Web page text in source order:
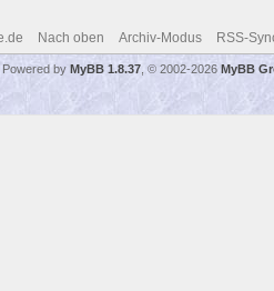
Nach oben Archiv-Modus RSS-
Powered by MyBB 1.8.37, © 2002-2026 MyBB